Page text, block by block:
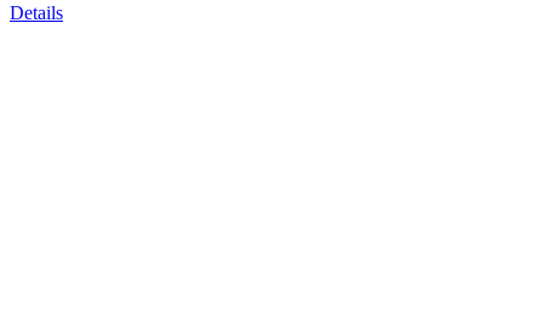
Details